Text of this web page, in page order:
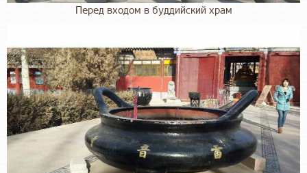
Перед входом в буддийский храм